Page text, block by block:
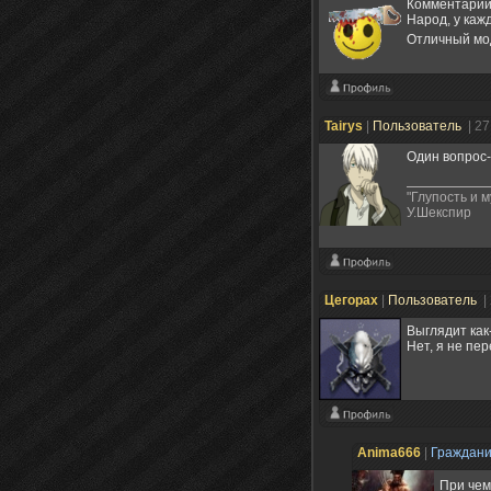
Народ, у
Отличный
Tairys Пользователь
|
Один
"Глупость и
У.Шекспир
Цегорах Пользователь
Выглядит
Нет, я не
Anima666
При